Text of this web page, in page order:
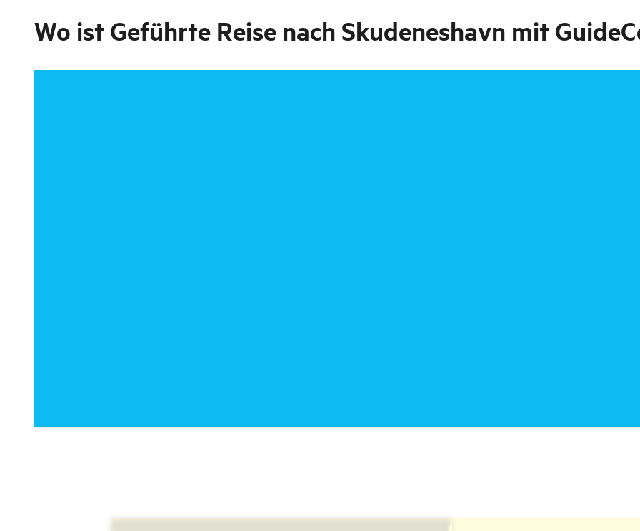
Wo ist Geführte Reise nach Skudeneshavn mit